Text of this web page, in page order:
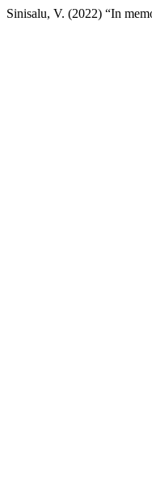
Sinisalu, V. (2022) “In